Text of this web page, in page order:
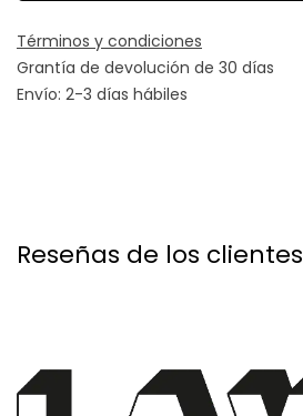
Términos y condiciones
Grantía de devolución de 30 días
Envío: 2-3 días hábiles
Reseñas de los clientes